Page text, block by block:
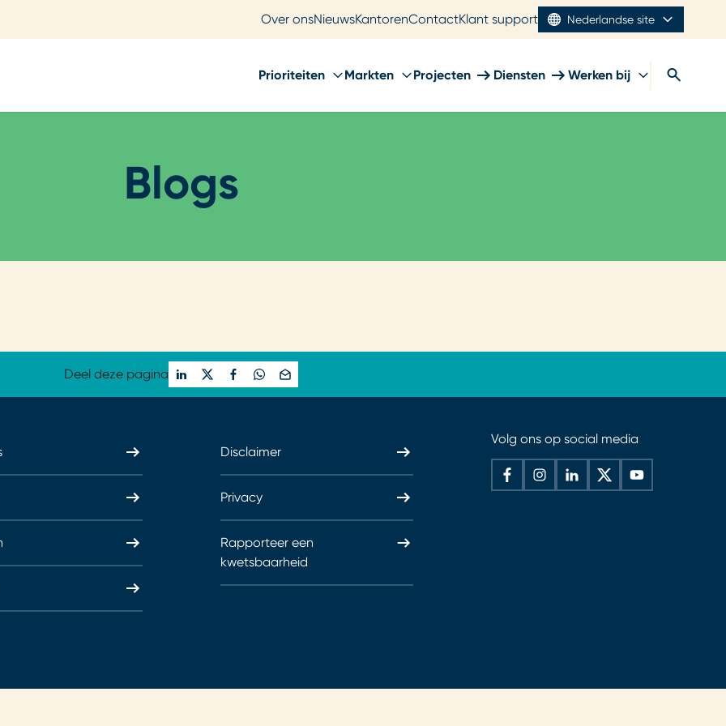
Over onsNieuwsKantorenContactKlant support Nederlandse site
Prioriteiten Markten Projecten Diensten Werken bij
Blogs
Deel deze pagina
Disclaimer
Privacy
Rapporteer een
kwetsbaarheid
Volg ons op social media